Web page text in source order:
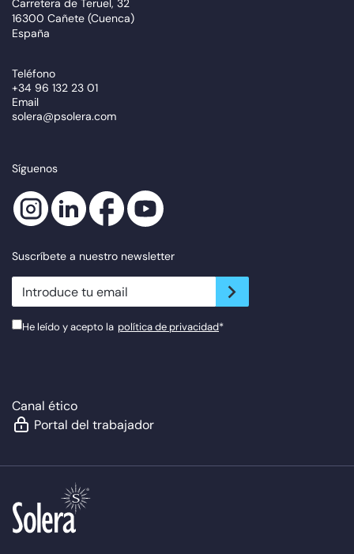
Carretera de Teruel, 32
16300 Cañete (Cuenca)
España
Teléfono
+34 96 132 23 01
Email
solera@psolera.com
Síguenos
Suscríbete a nuestro newsletter
newsletter.suscribe
He leído y acepto la política de privacidad*
Canal ético
Portal del trabajador